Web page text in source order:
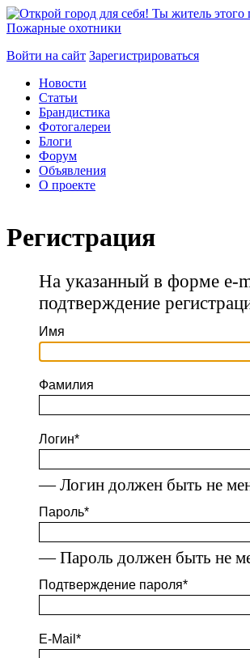
Пожарные охотники
Войти на сайт Зарегистрироваться
Новости
Статьи
Брандистика
Фотогалереи
Блоги
Форум
Объявления
О проекте
Регистрация
На указанный в форме e-
подтверждение
Имя
Фамилия
Логин*
— Логин должен быть не
Пароль*
— Пароль должен быть не
Подтверждение пароля*
E-Mail *